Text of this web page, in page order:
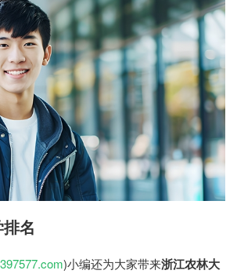
名
)小编还为大家带来浙江农林大